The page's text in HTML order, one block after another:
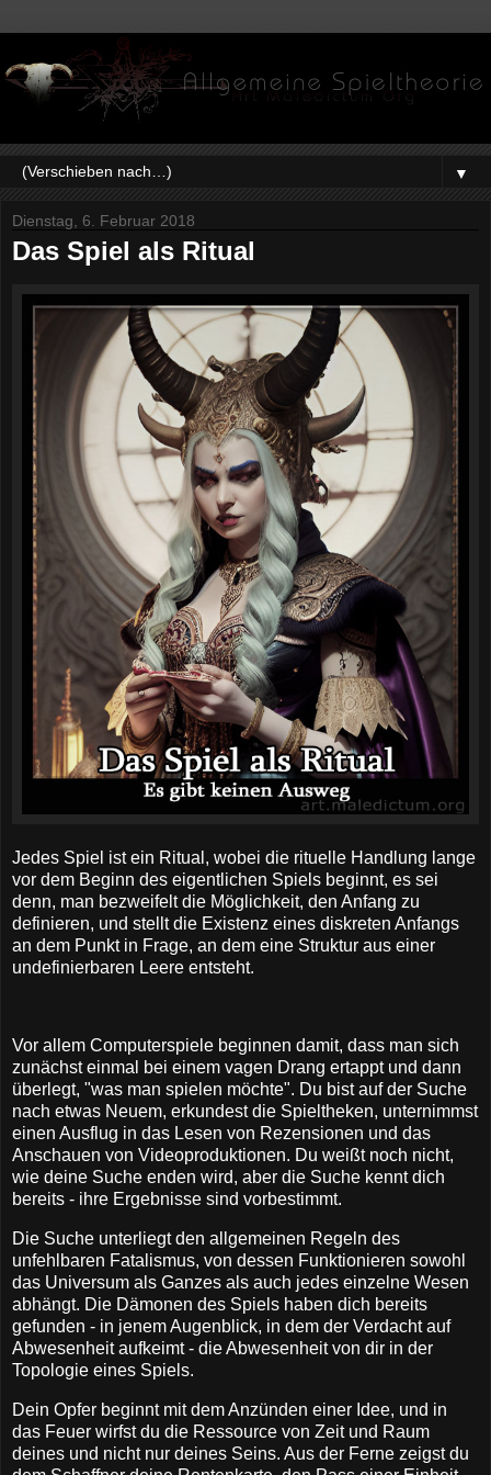
▼
Dienstag, 6. Februar 2018
Das Spiel als Ritual
Jedes Spiel ist ein Ritual, wobei die rituelle Handlung lange
vor dem Beginn des eigentlichen Spiels beginnt, es sei
denn, man bezweifelt die Möglichkeit, den Anfang zu
definieren, und stellt die Existenz eines diskreten Anfangs
an dem Punkt in Frage, an dem eine Struktur aus einer
undefinierbaren Leere entsteht.
Vor allem Computerspiele beginnen damit, dass man sich
zunächst einmal bei einem vagen Drang ertappt und dann
überlegt, "was man spielen möchte". Du bist auf der Suche
nach etwas Neuem, erkundest die Spieltheken, unternimmst
einen Ausflug in das Lesen von Rezensionen und das
Anschauen von Videoproduktionen. Du weißt noch nicht,
wie deine Suche enden wird, aber die Suche kennt dich
bereits - ihre Ergebnisse sind vorbestimmt.
Die Suche unterliegt den allgemeinen Regeln des
unfehlbaren Fatalismus, von dessen Funktionieren sowohl
das Universum als Ganzes als auch jedes einzelne Wesen
abhängt. Die Dämonen des Spiels haben dich bereits
gefunden - in jenem Augenblick, in dem der Verdacht auf
Abwesenheit aufkeimt - die Abwesenheit von dir in der
Topologie eines Spiels.
Dein Opfer beginnt mit dem Anzünden einer Idee, und in
das Feuer wirfst du die Ressource von Zeit und Raum
deines und nicht nur deines Seins. Aus der Ferne zeigst du